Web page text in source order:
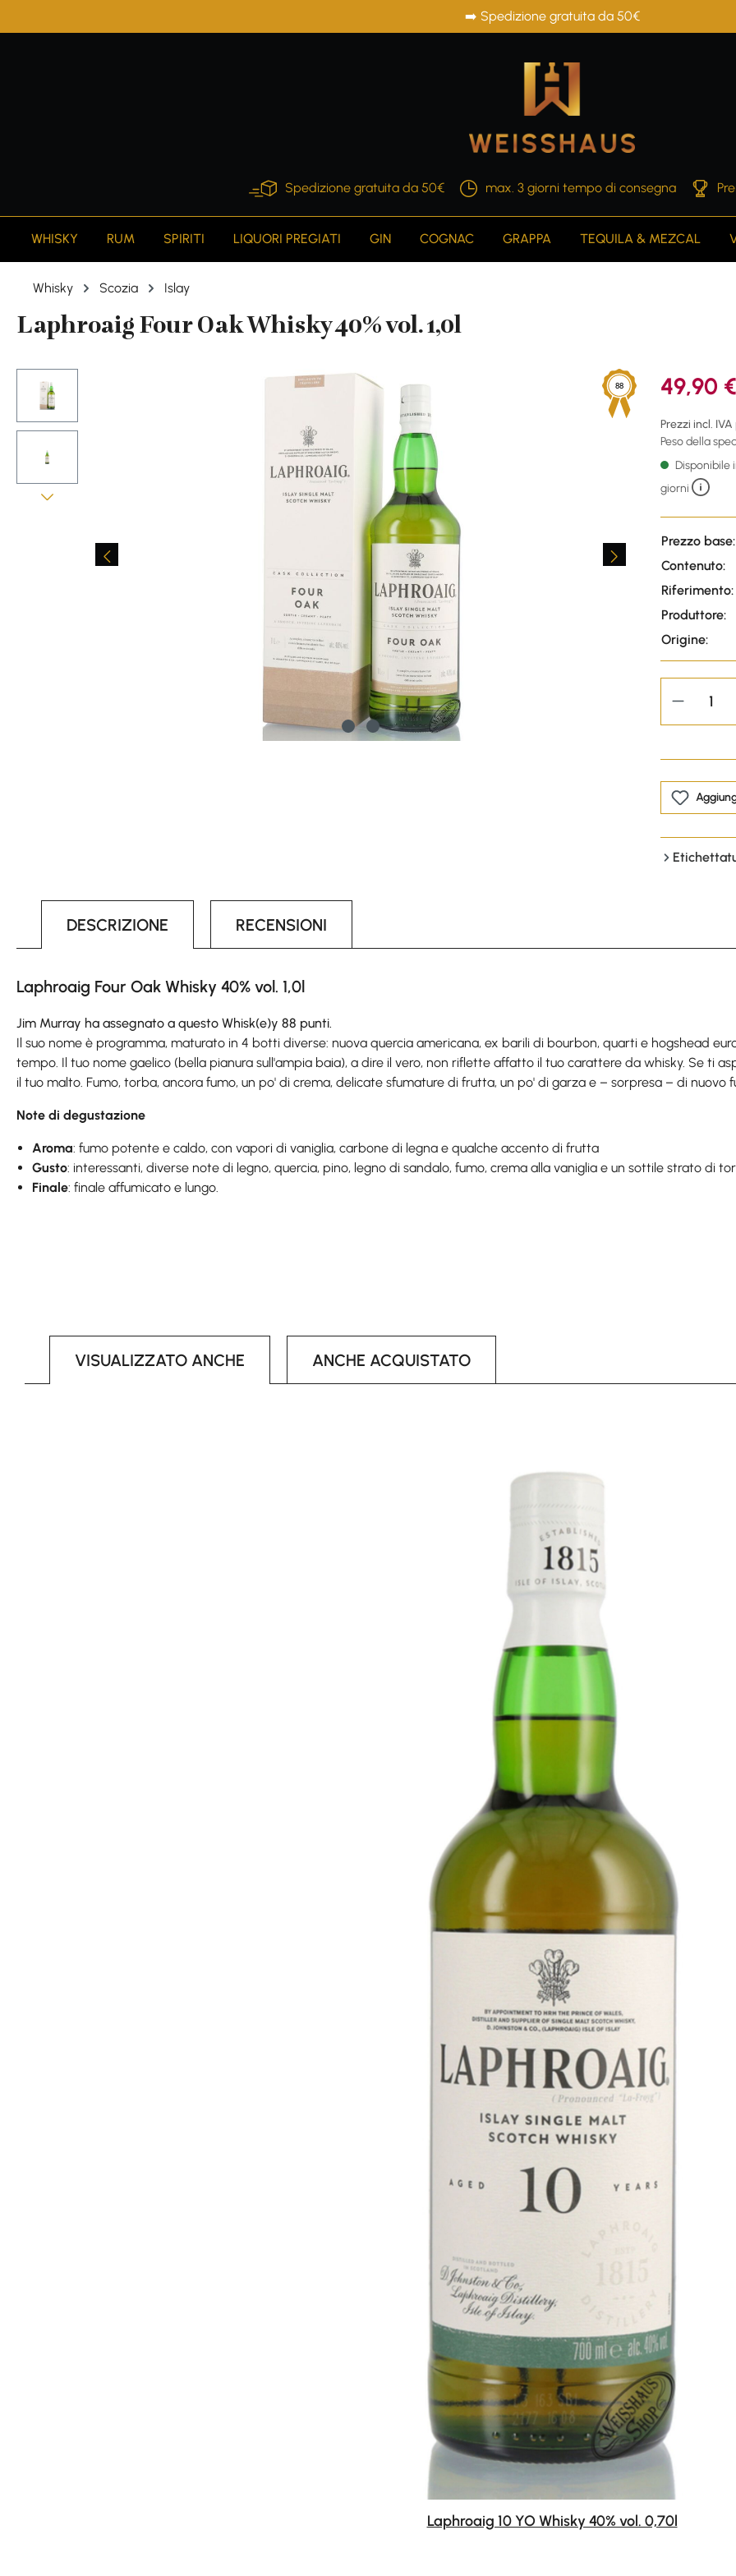
➡️ Spedizione gratuita da 50€
Spedizione gratuita da 50€ max. 3 giorni tempo di consegna
WHISKY RUM SPIRITI LIQUORI PREGIATI GIN COGNAC GRAPPA TEQUILA & MEZCAL
Whisky Scozia Islay
Laphroaig Four Oak Whisky 40% vol. 1,0l
88 49,90 €
Prezzi incl.
Peso della
Disponibile
giorni
Prezzo base:
Contenuto:
Riferimento:
Produttore:
Origine:
DESCRIZIONE RECENSIONI
Laphroaig Four Oak Whisky 40% vol. 1,0l
Jim Murray ha assegnato a questo Whisk(e)y 88 punti.
Il suo nome è programma, maturato in 4 botti diverse: nuova quercia americana, ex barili di bourbon, quarti e hogshead
tempo. Il tuo nome gaelico (bella pianura sull'ampia baia), a dire il vero, non riflette affatto il tuo carattere da whisky. Se ti
il tuo malto. Fumo, torba, ancora fumo, un po' di crema, delicate sfumature di frutta, un po' di garza e – sorpresa – di nuovo
Note di degustazione
Aroma: fumo potente e caldo, con vapori di vaniglia, carbone di legna e qualche accento di frutta
Gusto: interessanti, diverse note di legno, quercia, pino, legno di sandalo, fumo, crema alla vaniglia e un sottile strato di
Finale: finale affumicato e lungo.
VISUALIZZATO ANCHE ANCHE ACQUISTATO
Laphroaig 10 YO Whisky 40% vol. 0,70l